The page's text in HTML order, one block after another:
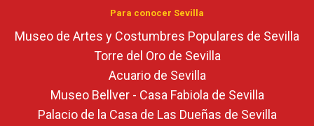
Para conocer Sevilla
Museo de Artes y Costumbres Populares de Sevilla
Torre del Oro de Sevilla
Acuario de Sevilla
Museo Bellver - Casa Fabiola de Sevilla
Palacio de la Casa de Las Dueñas de Sevilla